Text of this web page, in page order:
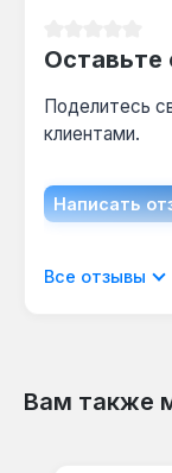
Оставьте
Поделитесь
клиентами.
Написать
Все отзывы
Вам также